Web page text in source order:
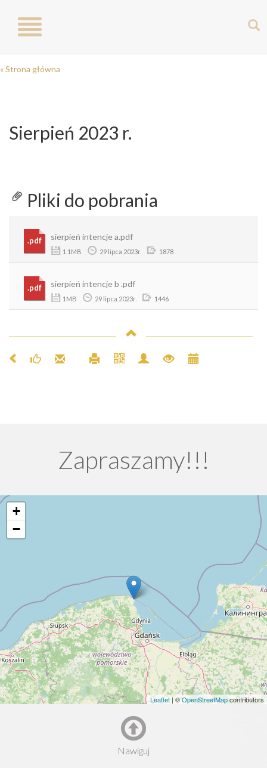
Toggle
navigation
« Strona główna
Sierpień 2023 r.
Pliki do pobrania
.pdf sierpień intencje a.pdf
1.1MB 29 lipca 2023r. 1878
.pdf sierpień intencje b .pdf
1MB 29 lipca 2023r. 1446
Zapraszamy!!!
+
−
Leaflet | ©OpenStreetMapcontributors
Nawiguj